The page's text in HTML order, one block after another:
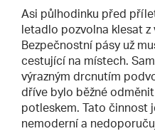
Asi půlhodinku před
letadlo pozvolna klesat z
Bezpečnostní pásy už
cestující na místech.
výrazným drcnutím
dříve bylo běžné
potleskem. Tato činnost
nemoderní a